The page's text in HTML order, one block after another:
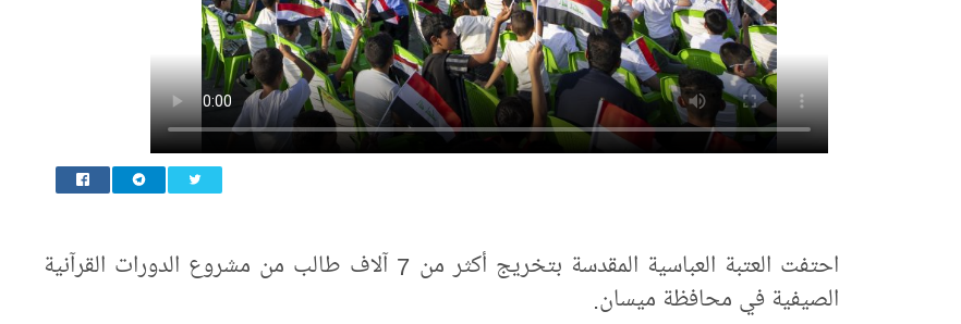
احتفت العتبة العباسية المقدسة بتخريج أكثر من 7 آلاف طالب من مشروع الدورات القرآنية
الصيفية في محافظة ميسان.